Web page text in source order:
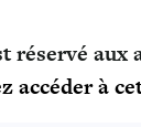
réservé aux
accéder à